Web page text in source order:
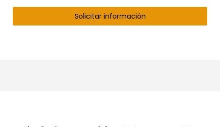
Solicitar información